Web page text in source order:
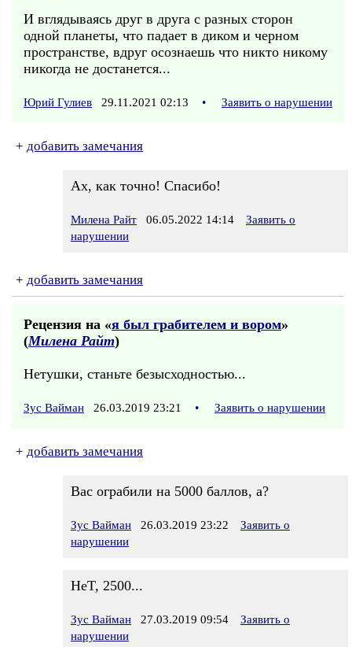
И вглядываясь друг в друга с разных сторон
одной планеты, что падает в диком и черном
пространстве, вдруг осознаешь что никто никому
никогда не достанется...
Юрий Гулиев 29.11.2021 02:13 • Заявить о нарушении
+ добавить замечания
Ах, как точно! Спасибо!
Милена Райт 06.05.2022 14:14
Заявить о
нарушении
+ добавить замечания
Рецензия на «я был грабителем и вором»
(Милена Райт)
Нетушки, станьте безысходностью...
Зус Вайман 26.03.2019 23:21 • Заявить о нарушении
+ добавить замечания
Вас ограбили на 5000 баллов, а?
Зус Вайман 26.03.2019 23:22
Заявить о
нарушении
HeT, 2500...
Зус Вайман 27.03.2019 09:54
Заявить о
нарушении